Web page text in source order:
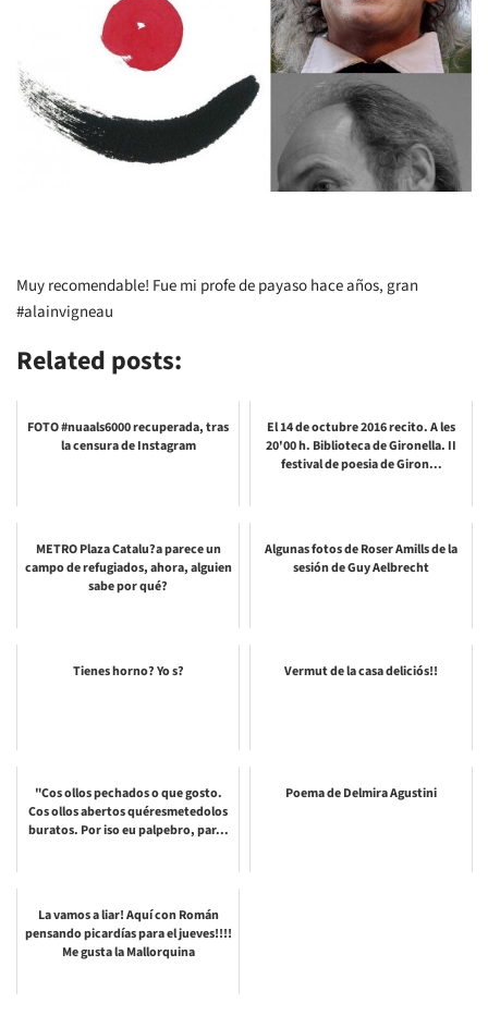
Muy recomendable! Fue mi profe de payaso hace años, gran
#alainvigneau
Related posts:
FOTO #nuaals6000 recuperada, tras
la censura de Instagram
El 14 de octubre 2016 recito. A les
20'00 h. Biblioteca de Gironella. II
festival de poesia de Giron...
METRO Plaza Catalu?a parece un
campo de refugiados, ahora, alguien
sabe por qué?
Algunas fotos de Roser Amills de la
sesión de Guy Aelbrecht
Tienes horno? Yo s? Vermut de la casa deliciós!!
"Cos ollos pechados o que gosto.
Cos ollos abertos quéresmetedolos
buratos. Por iso eu palpebro, par...
Poema de Delmira Agustini
La vamos a liar! Aquí con Román
pensando picardías para el jueves!!!!
Me gusta la Mallorquina